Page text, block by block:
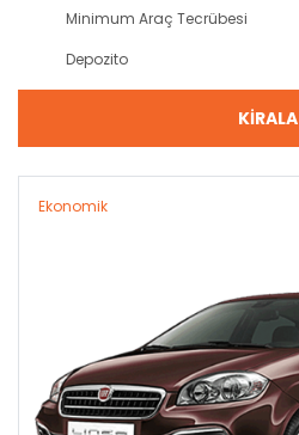
Minimum Araç Tecrübesi
Depozito
KİRALA
Ekonomik